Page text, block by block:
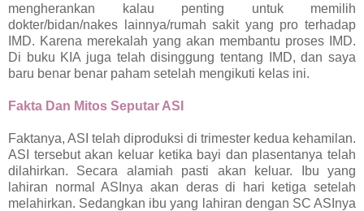
mengherankan kalau penting untuk memilih
dokter/bidan/nakes lainnya/rumah sakit yang pro terhadap
IMD. Karena merekalah yang akan membantu proses IMD.
Di buku KIA juga telah disinggung tentang IMD, dan saya
baru benar benar paham setelah mengikuti kelas ini.
Fakta Dan Mitos Seputar ASI
Faktanya, ASI telah diproduksi di trimester kedua kehamilan.
ASI tersebut akan keluar ketika bayi dan plasentanya telah
dilahirkan. Secara alamiah pasti akan keluar. Ibu yang
lahiran normal ASInya akan deras di hari ketiga setelah
melahirkan. Sedangkan ibu yang lahiran dengan SC ASInya